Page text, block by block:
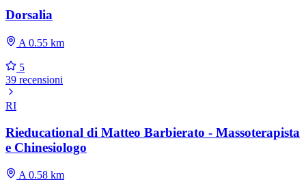
Dorsalia
A 0.55 km
5
39 recensioni
RI
Rieducational di Matteo Barbierato - Massoterapista
e Chinesiologo
A 0.58 km